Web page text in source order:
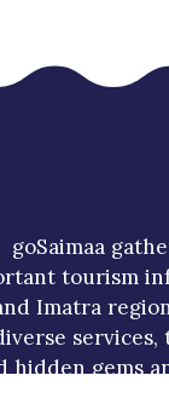
goSaimaa
tourism
Imatra
services,
hidden gems